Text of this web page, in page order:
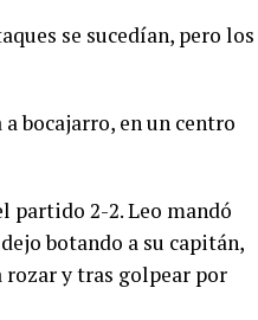
se sucedían, pero los
bocajarro, en un centro
partido 2-2. Leo mandó
botando a su capitán,
rozar y tras golpear por